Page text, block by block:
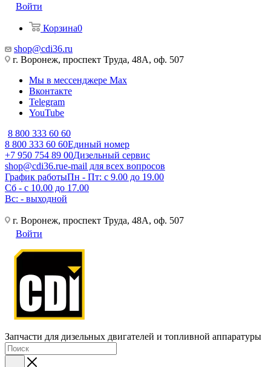
Войти
Корзина0
shop@cdi36.ru
г. Воронеж, проспект Труда, 48А, оф. 507
Мы в мессенджере Max
Вконтакте
Telegram
YouTube
8 800 333 60 60
8 800 333 60 60Единый номер
+7 950 754 89 00Дизельный сервис
shop@cdi36.rue-mail для всех вопросов
График работыПн - Пт: с 9.00 до 19.00
Сб - с 10.00 до 17.00
Вс: - выходной
г. Воронеж, проспект Труда, 48А, оф. 507
Войти
Запчасти для дизельных двигателей и топливной аппаратуры